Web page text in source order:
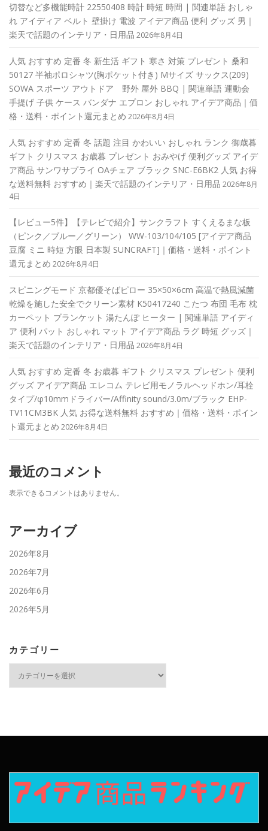
切替など多機能時計 22550408 時計 時短 時間 | 関連単語 おしゃ
れ アイディア ベルト 壁掛け 電波 アイデア商品 便利 グッズ 男｜
楽天で話題のインテリア・日用品 2026年8月4日
人気 おすすめ 定番 冬 新生活 ギフト 寒さ 対策 プレゼント 桑和
50127 半袖ポロシャツ(胸ポケット付き) Mサイズ サックス(209)
SOWA スポーツ アウトドア 野外 屋外 BBQ | 関連単語 運動会
手提げ 子供 ケース バンダナ エプロン おしゃれ アイデア商品｜価
格・送料・ポイント還元まとめ 2026年8月4日
人気 おすすめ 定番 冬 話題 注目 かわいい おしゃれ ランク 御歳暮
ギフト クリスマス お歳暮 プレゼント おみやげ 便利グッズ アイデ
ア商品 サンワサプライ OAチェア ブラック SNC-E6BK2 人気 お得
な送料無料 おすすめ｜楽天で話題のインテリア・日用品 2026年8月
4日
【レビュー5件】【テレビで紹介】サンクラフト すくえるまな板
（ピンク／ブルー／グリーン） WW-103/104/105 [アイデア商品
豆腐 ミニ 時短 方眼 日本製 SUNCRAFT]｜価格・送料・ポイント
還元まとめ 2026年8月4日
スピニングモード 京都優そばピロー 35×50×6cm 高温で熱風減菌
乾燥を施した安全でクリーン素材 K50417240 こたつ 布団 毛布 枕
カーペット ブランケット 湯たんぽ ヒーター | 関連単語 アイディ
ア 便利 パット おしゃれ マット アイデア商品 ラグ 時短 グッズ｜
楽天で話題のインテリア・日用品 2026年8月4日
人気 おすすめ 定番 冬 お歳暮 ギフト クリスマス プレゼント 便利
グッズ アイデア商品 エレコム テレビ用モノラルヘッドホン/耳栓
タイプ/φ10mmドライバー/Affinity sound/3.0m/ブラック EHP-
TV11CM3BK 人気 お得な送料無料 おすすめ｜価格・送料・ポイン
ト還元まとめ 2026年8月4日
最近のコメント
表示できるコメントはありません。
アーカイブ
2026年8月
2026年7月
2026年6月
2026年5月
カテゴリー